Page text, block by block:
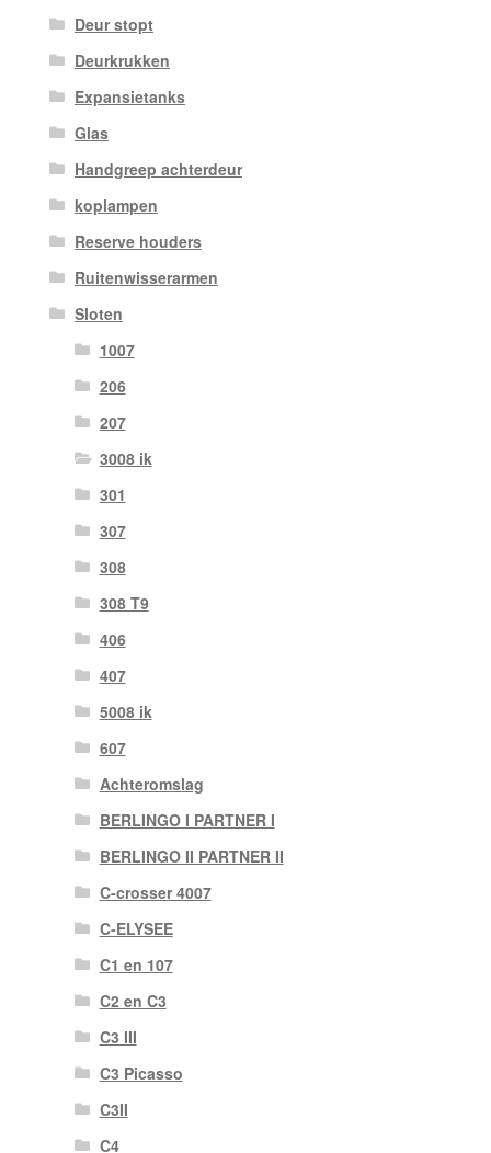
Deur stopt
Deurkrukken
Expansietanks
Glas
Handgreep achterdeur
koplampen
Reserve houders
Ruitenwisserarmen
Sloten
1007
206
207
3008 ik
301
307
308
308 T9
406
407
5008 ik
607
Achteromslag
BERLINGO I PARTNER I
BERLINGO II PARTNER II
C-crosser 4007
C-ELYSEE
C1 en 107
C2 en C3
C3 III
C3 Picasso
C3II
C4